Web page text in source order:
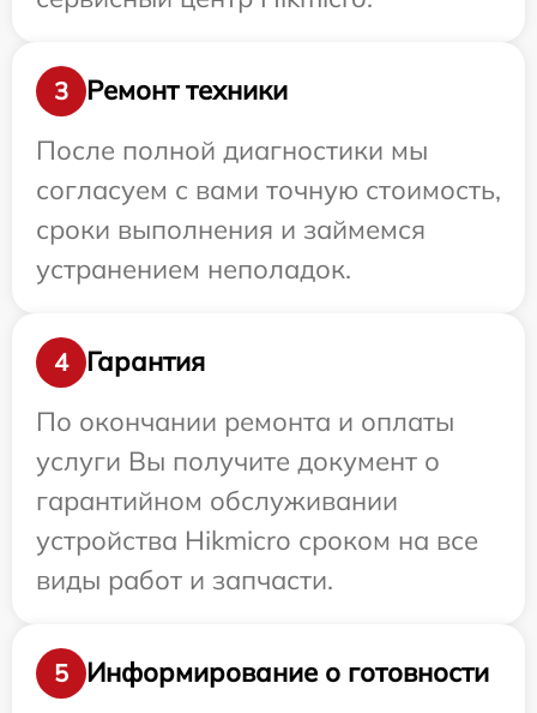
3
Ремонт техники
После полной диагностики мы
согласуем с вами точную стоимость,
сроки выполнения и займемся
устранением неполадок.
4
Гарантия
По окончании ремонта и оплаты
услуги Вы получите документ о
гарантийном обслуживании
устройства Hikmicro сроком на все
виды работ и запчасти.
5
Информирование о готовности